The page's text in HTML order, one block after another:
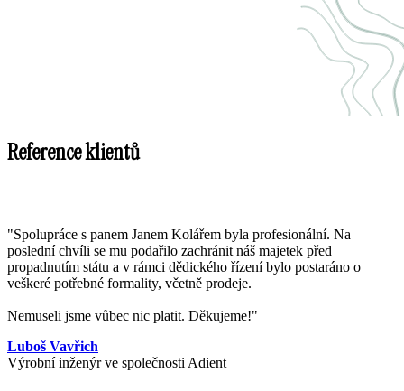
Reference klientů
"Spolupráce s panem Janem Kolářem byla profesionální. Na
poslední chvíli se mu podařilo zachránit náš majetek před
propadnutím státu a v rámci dědického řízení bylo postaráno o
veškeré potřebné formality, včetně prodeje.
Nemuseli jsme vůbec nic platit. Děkujeme!"
Luboš Vavřich
Výrobní inženýr ve společnosti Adient